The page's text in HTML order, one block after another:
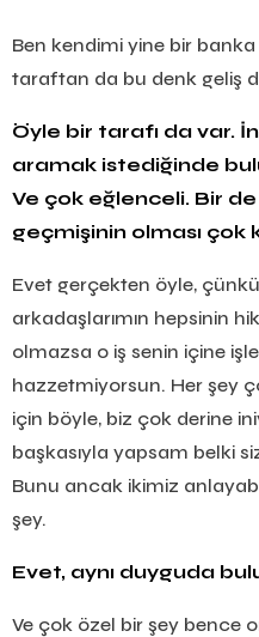
Ben kendimi yine bir
taraftan da bu denk geliş
Öyle bir tarafı da var.
aramak istediğinde
Ve çok eğlenceli. Bir
geçmişinin olması çok
Evet gerçekten öyle, çünkü
arkadaşlarımın hepsinin
olmazsa o iş senin içine
hazzetmiyorsun. Her şey
için böyle, biz çok derine
başkasıyla yapsam belki
Bunu ancak ikimiz
şey.
Evet, aynı duyguda
Ve çok özel bir şey bence